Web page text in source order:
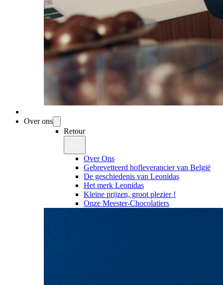
Over ons
Retour
Over Ons
Gebrevetteerd hofleverancier van België
De geschiedenis van Leonidas
Het merk Leonidas
Kleine prijzen, groot plezier !
Onze Meester-Chocolatiers